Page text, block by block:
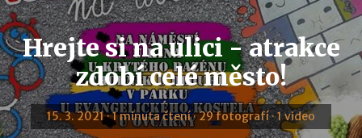
Hrejte si na ulici - atrakce
zdobí celé město!
15. 3. 2021 · 1 minuta čtení · 29 fotografí · 1 video